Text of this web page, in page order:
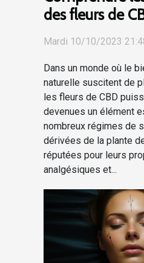
des fleurs de
accessibilité
Mardi 10/10/2023
Dans un monde où le
naturelle suscitent de
les fleurs de CBD
devenues un élément
nombreux régimes de
dérivées de la plante
réputées pour leurs
analgésiques et...